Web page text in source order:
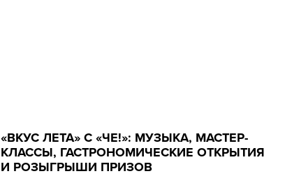
«ВКУС ЛЕТА» С «ЧЕ!»: МУЗЫКА, МАСТЕР-
КЛАССЫ, ГАСТРОНОМИЧЕСКИЕ ОТКРЫТИЯ
И РОЗЫГРЫШИ ПРИЗОВ